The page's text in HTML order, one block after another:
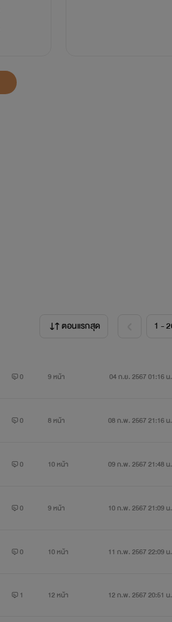
ตอนแรกสุด
0 9 หน้า 04 ก.ย. 2567 01:16 น.
0 8 หน้า 08 ก.พ. 2567 21:16 น.
0 10 หน้า 09 ก.พ. 2567 21:48 น.
0 9 หน้า 10 ก.พ. 2567 21:09 น.
0 10 หน้า 11 ก.พ. 2567 22:09 น.
1 12 หน้า 12 ก.พ. 2567 20:51 น.